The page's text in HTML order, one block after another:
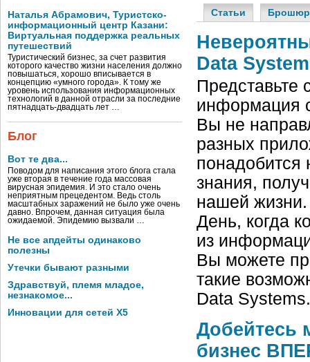
Наталья Абрамович, Туристско-
информационный центр Казани:
Виртуальная поддержка реальных
путешествий
Туристический бизнес, за счет развития
которого качество жизни населения должно
повышаться, хорошо вписывается в
концепцию «умного города». К тому же
уровень использования информационных
технологий в данной отрасли за последние
пятнадцать-двадцать лет …
Блог
Вот те два...
Поводом для написания этого блога стала
уже вторая в течение года массовая
вирусная эпидемия. И это стало очень
неприятным прецедентом. Ведь столь
масштабных заражений не было уже очень
давно. Впрочем, данная ситуация была
ожидаемой. Эпидемию вызвали …
Не все апдейты одинаково
полезны
Утечки бывают разными
Здравствуй, племя младое,
незнакомое...
Инновации для сетей X5
Статьи
Data
Представьте
информация
Вы не
разных
понадобится
знания,
нашей
День, когда
из
Вы можете
такие
Data Systems.
Добейтесь
бизнес